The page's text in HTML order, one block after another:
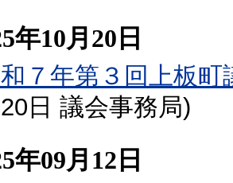
年10月20日
７年第３回上板町
日 議会事務局)
年09月12日